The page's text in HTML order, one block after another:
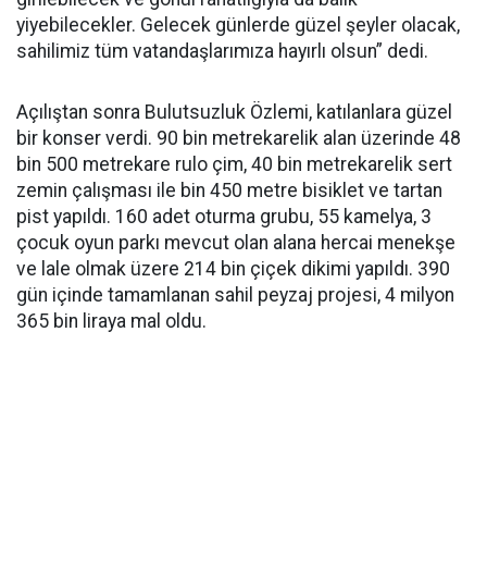
yiyebilecekler. Gelecek günlerde güzel şeyler olacak,
sahilimiz tüm vatandaşlarımıza hayırlı olsun” dedi.
Açılıştan sonra Bulutsuzluk Özlemi, katılanlara güzel
bir konser verdi. 90 bin metrekarelik alan üzerinde 48
bin 500 metrekare rulo çim, 40 bin metrekarelik sert
zemin çalışması ile bin 450 metre bisiklet ve tartan
pist yapıldı. 160 adet oturma grubu, 55 kamelya, 3
çocuk oyun parkı mevcut olan alana hercai menekşe
ve lale olmak üzere 214 bin çiçek dikimi yapıldı. 390
gün içinde tamamlanan sahil peyzaj projesi, 4 milyon
365 bin liraya mal oldu.